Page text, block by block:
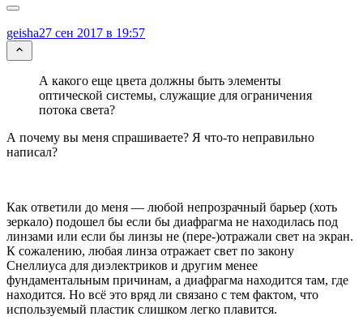
geisha27 сен 2017 в 19:57
А какого еще цвета должны быть элементы
оптической системы, служащие для ограничения
потока света?
А почему вы меня спрашиваете? Я что-то неправильно
написал?
Как ответили до меня — любой непрозрачный барьер (хоть
зеркало) подошел бы если бы диафрагма не находилась под
линзами или если бы линзы не (пере-)отражали свет на экран.
К сожалению, любая линза отражает свет по закону
Снеллиуса для диэлектриков и другим менее
фундаментальным причинам, а диафрагма находится там, где
находится. Но всё это вряд ли связано с тем фактом, что
используемый пластик слишком легко плавится.